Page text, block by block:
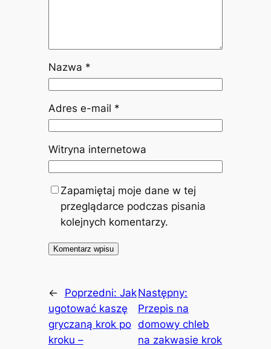
Nazwa *
Adres e-mail *
Witryna internetowa
Zapamiętaj moje dane w tej
przeglądarce podczas pisania
kolejnych komentarzy.
← Poprzedni: Jak
ugotować kaszę
gryczaną krok po
kroku –
Następny:
Przepis na
domowy chleb
na zakwasie krok